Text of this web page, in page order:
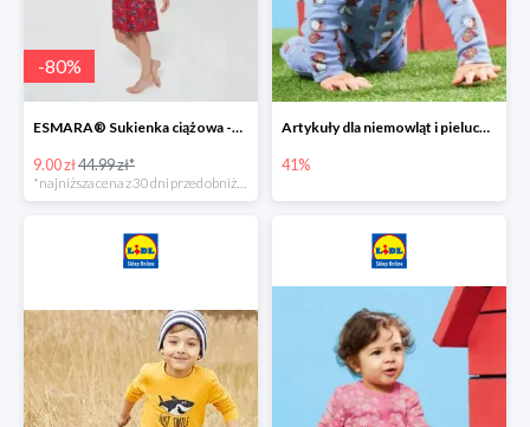
-80%
ESMARA® Sukienka ciążowa -79%
9.00 zł44.99 zł*
Artykuły dla niemowląt i pieluchy w Lidlu Online do -41%
41%